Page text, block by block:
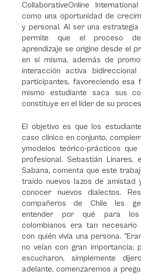
CollaborativeOnline
como una oportunidad de
y personal. Al ser una
permite que el proceso
aprendizaje se origine desde el
en sí misma, además de
interacción activa
participantes, favoreciendo esa
mismo estudiante saca sus
constituye en el líder de su
El objetivo es que los
caso clínico en conjunto,
ymodelos teórico-prácticos
profesional. Sebastián Linares,
Sabana, comenta que este
traído nuevos lazos de amistad
conocer nuevos dialectos.
compañeros de Chile les
entender por qué para los
colombianos era tan necesario
con quién vivía una persona.
no veían con gran importancia;
escucharon, simplemente
adelante, comenzaremos a